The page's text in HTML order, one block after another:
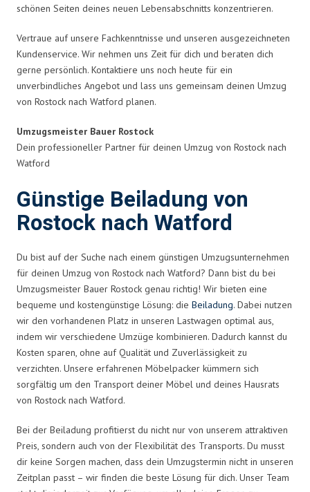
schönen Seiten deines neuen Lebensabschnitts konzentrieren.
Vertraue auf unsere Fachkenntnisse und unseren ausgezeichneten
Kundenservice. Wir nehmen uns Zeit für dich und beraten dich
gerne persönlich. Kontaktiere uns noch heute für ein
unverbindliches Angebot und lass uns gemeinsam deinen Umzug
von Rostock nach Watford planen.
Umzugsmeister Bauer Rostock
Dein professioneller Partner für deinen Umzug von Rostock nach
Watford
Günstige Beiladung von
Rostock nach Watford
Du bist auf der Suche nach einem günstigen Umzugsunternehmen
für deinen Umzug von Rostock nach Watford? Dann bist du bei
Umzugsmeister Bauer Rostock genau richtig! Wir bieten eine
bequeme und kostengünstige Lösung: die Beiladung. Dabei nutzen
wir den vorhandenen Platz in unseren Lastwagen optimal aus,
indem wir verschiedene Umzüge kombinieren. Dadurch kannst du
Kosten sparen, ohne auf Qualität und Zuverlässigkeit zu
verzichten. Unsere erfahrenen Möbelpacker kümmern sich
sorgfältig um den Transport deiner Möbel und deines Hausrats
von Rostock nach Watford.
Bei der Beiladung profitierst du nicht nur von unserem attraktiven
Preis, sondern auch von der Flexibilität des Transports. Du musst
dir keine Sorgen machen, dass dein Umzugstermin nicht in unseren
Zeitplan passt – wir finden die beste Lösung für dich. Unser Team